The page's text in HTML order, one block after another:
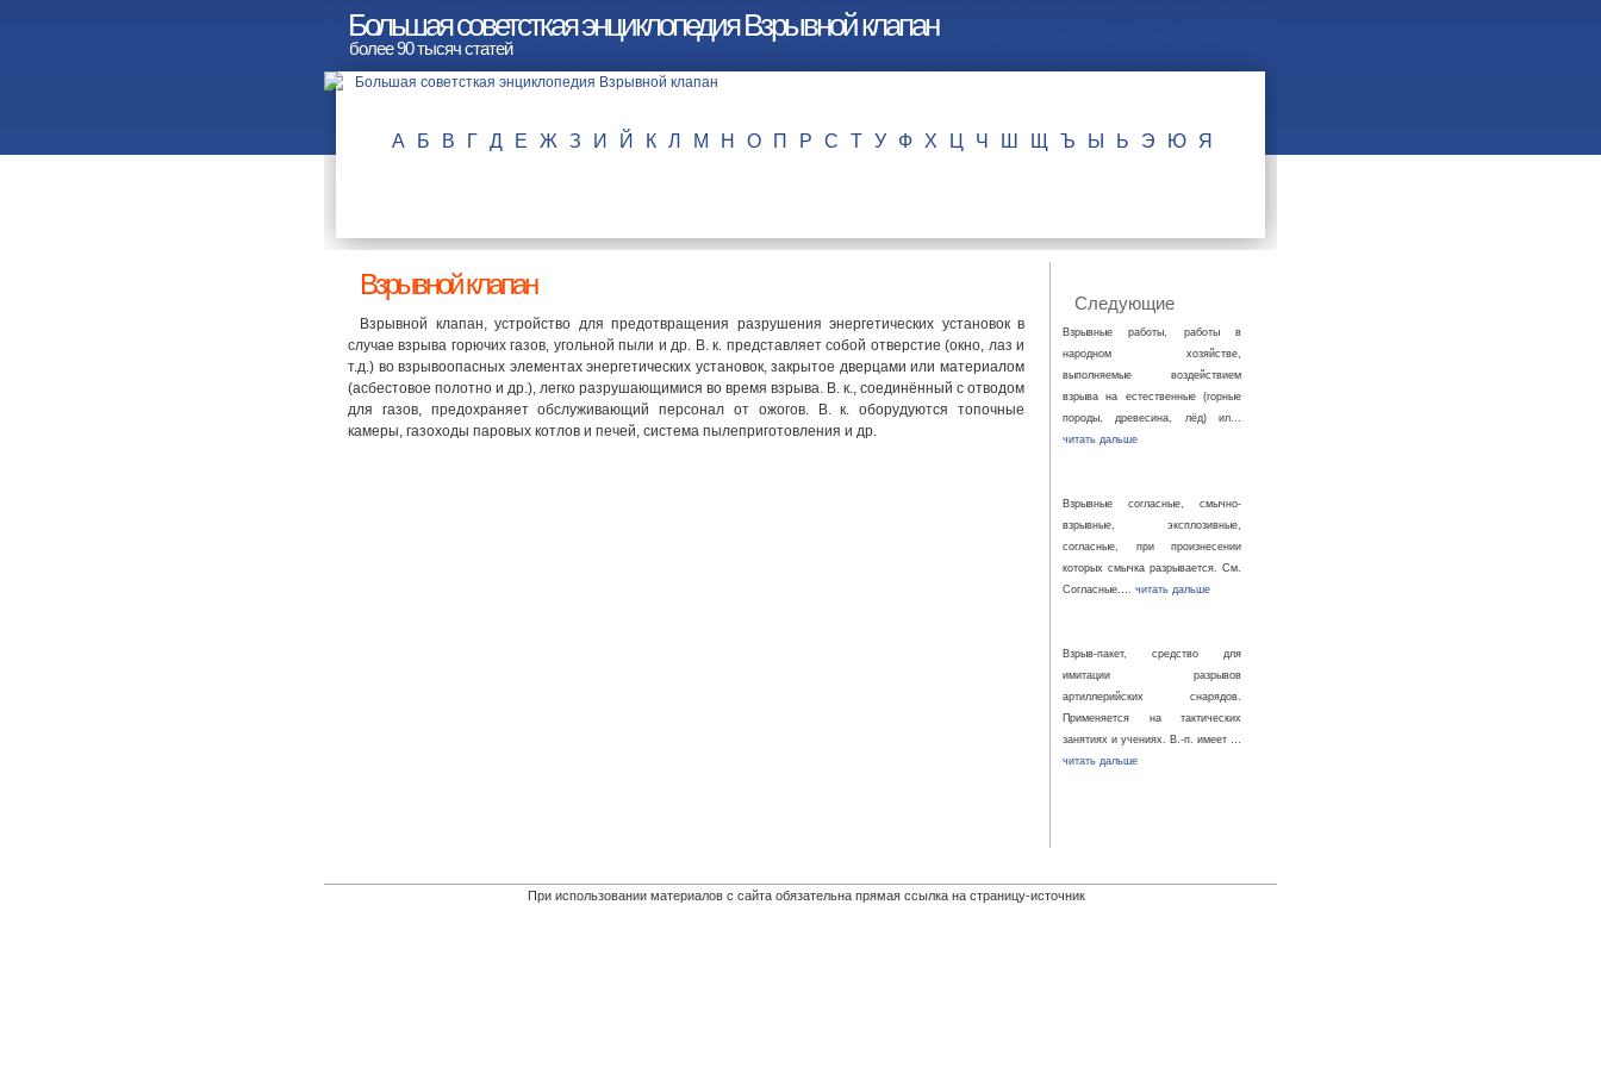
Большая советсткая энциклопедия Взрывной клапан
более 90 тысяч статей
А Б В Г Д Е Ж З И Й К Л М Н О П Р С Т У Ф Х Ц Ч Ш Щ Ъ Ы Ь Э Ю Я
Взрывной клапан
Взрывной клапан, устройство для предотвращения разрушения энергетических установок в
случае взрыва горючих газов, угольной пыли и др. В. к. представляет собой отверстие (окно, лаз и
т.д.) во взрывоопасных элементах энергетических установок, закрытое дверцами или материалом
(асбестовое полотно и др.), легко разрушающимися во время взрыва. В. к., соединённый с отводом
для газов, предохраняет обслуживающий персонал от ожогов. В. к. оборудуются топочные
камеры, газоходы паровых котлов и печей, система пылеприготовления и др.
Следующие
Взрывные работы, работы в
народном хозяйстве,
выполняемые воздействием
взрыва на естественные (горные
породы, древесина, лёд) ил…
читать дальше
Взрывные согласные, смычно-
взрывные, эксплозивные,
согласные, при произнесении
которых смычка разрывается. См.
Согласные.… читать дальше
Взрыв-пакет, средство для
имитации разрывов
артиллерийских снарядов.
Применяется на тактических
занятиях и учениях. В.-п. имеет …
читать дальше
При использовании материалов с сайта обязательна прямая ссылка на страницу-источник